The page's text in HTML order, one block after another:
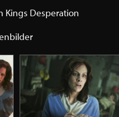
Kings Desperation